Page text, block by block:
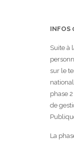
Suite à
sur le
phase
de
La